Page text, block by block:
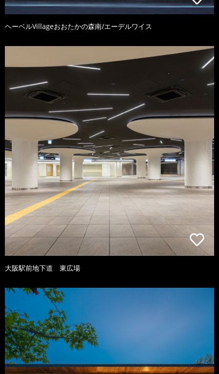
ヘーベルVillageおおたかの森南/エーデルワイス
大阪駅前地下道 東広場